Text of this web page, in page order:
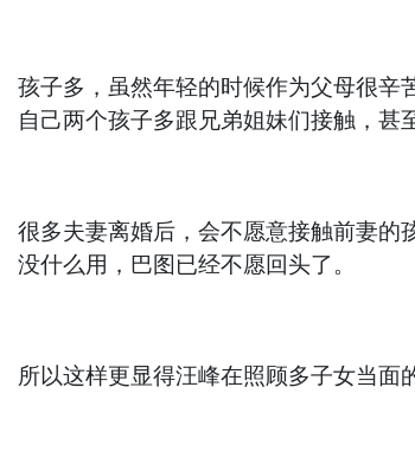
孩子多，虽然年轻的时候作为父母很辛
自己两个孩子多跟兄弟姐妹们接触，甚
很多夫妻离婚后，会不愿意接触前妻的
没什么用，巴图已经不愿回头了。
所以这样更显得汪峰在照顾多子女当面